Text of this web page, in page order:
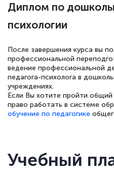
быстро ответили,
Обучение
пособий и
прохождения курса,
аттестации, проблем
каком этапе…
Диплом по
психологии
После завершения курса вы
профессиональной
ведение профессиональной
педагога-психолога в
учреждениях.
Если Вы хотите пройти
право работать в системе
обучение по педагогике
Учебный